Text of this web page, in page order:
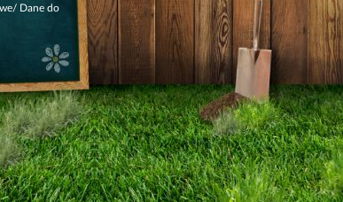
Dane do